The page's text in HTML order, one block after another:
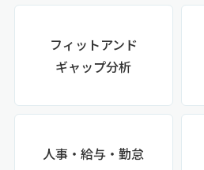
フィットアンド
ギャップ分析
人事・給与・勤怠